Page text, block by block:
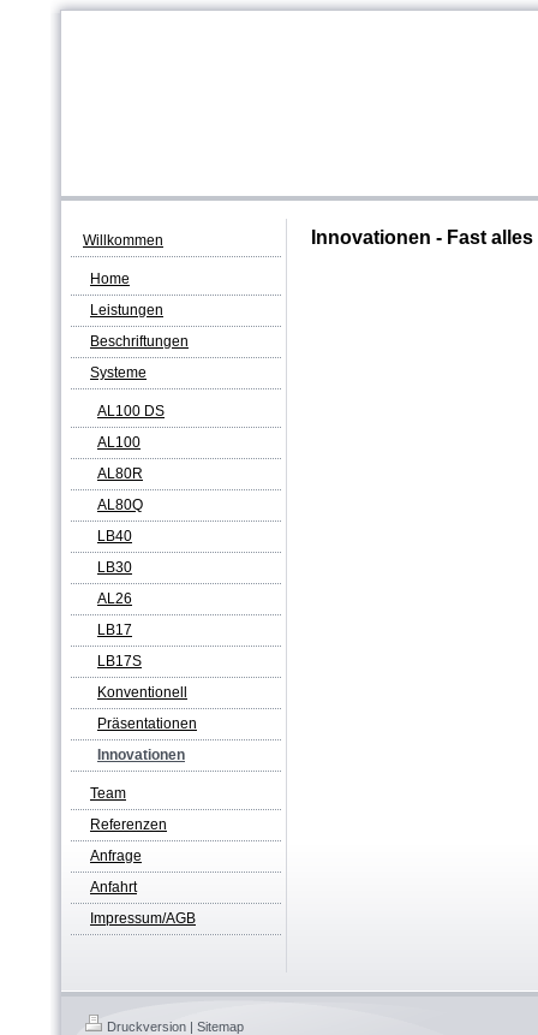
Willkommen
Home
Leistungen
Beschriftungen
Systeme
AL100 DS
AL100
AL80R
AL80Q
LB40
LB30
AL26
LB17
LB17S
Konventionell
Präsentationen
Innovationen
Team
Referenzen
Anfrage
Anfahrt
Impressum/AGB
Innovationen - Fast
Druckversion | Sitemap